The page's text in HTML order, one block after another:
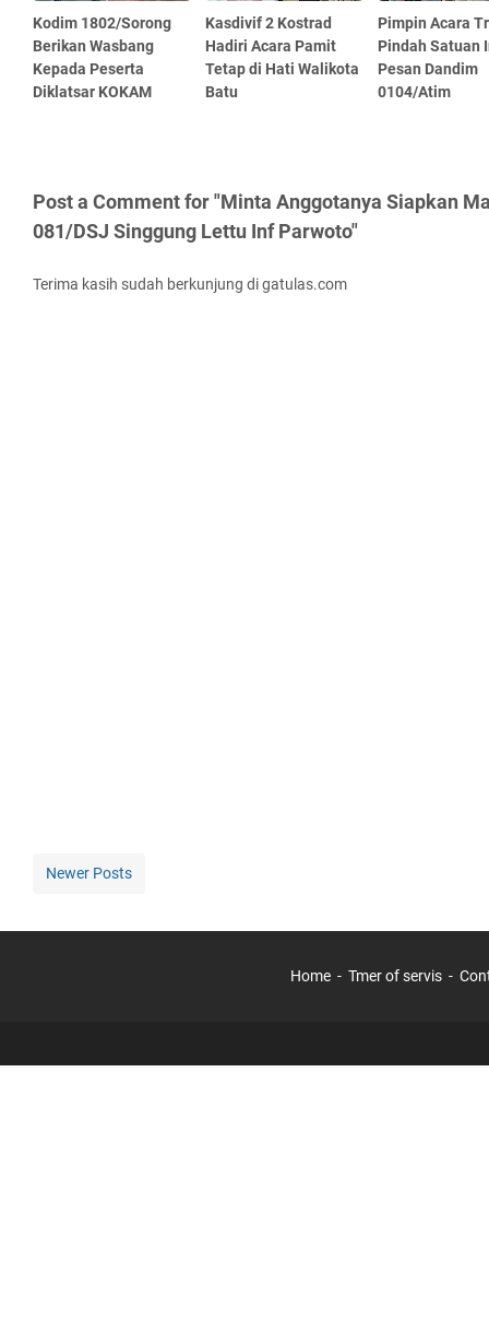
Kodim 1802/Sorong
Berikan Wasbang
Kepada Peserta
Diklatsar KOKAM
Kasdivif 2 Kostrad
Hadiri Acara Pamit
Tetap di Hati Walikota
Batu
Pimpin Acara
Pindah Satuan
Pesan Dandim
0104/Atim
Post a Comment for "Minta Anggotanya Siapkan
081/DSJ Singgung Lettu Inf Parwoto"
Terima kasih sudah berkunjung di gatulas.com
Newer Posts
Home Tmer of servis